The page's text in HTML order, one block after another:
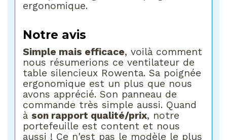
ergonomique.
Notre avis
Simple mais efficace, voilà comment
nous résumerions ce ventilateur de
table silencieux Rowenta. Sa poignée
ergonomique est un plus que nous
avons apprécié. Son panneau de
commande très simple aussi. Quand
à son rapport qualité/prix, notre
portefeuille est content et nous
aussi ! Ce n'est pas le modèle le plus